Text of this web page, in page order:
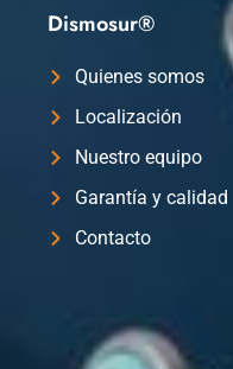
Dismosur®
Quienes somos
Localización
Nuestro equipo
Garantía y calidad
Contacto